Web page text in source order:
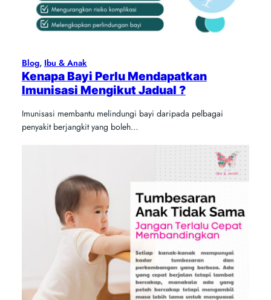
Blog, Ibu & Anak
Kenapa Bayi Perlu Mendapatkan
Imunisasi Mengikut Jadual ?
Imunisasi membantu melindungi bayi daripada pelbagai
penyakit berjangkit yang boleh…